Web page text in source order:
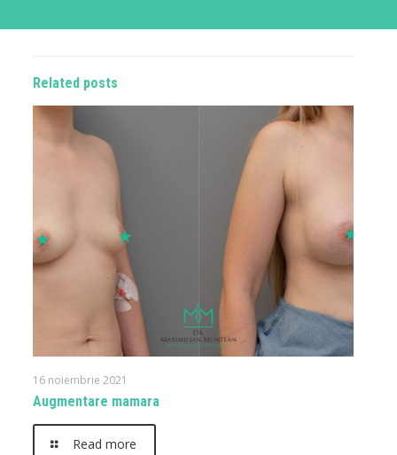
Related posts
16 noiembrie 2021
Augmentare mamara
Read more